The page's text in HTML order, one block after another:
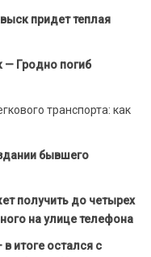
придет теплая
— Гродно погиб
транспорта: как
бывшего
получить до четырех
на улице телефона
итоге остался с